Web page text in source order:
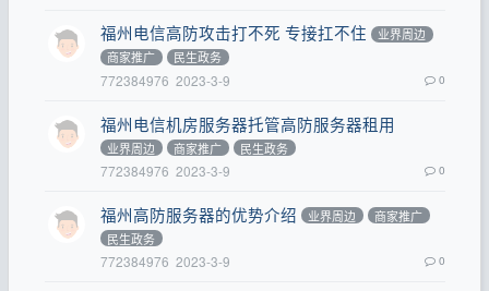
福州电信高防攻击打不死 专接扛不住
业界周边
商家推广
民生政务
772384976 2023-3-9 0
福州电信机房服务器托管高防服务器租用
业界周边 商家推广 民生政务
772384976 2023-3-9 0
福州高防服务器的优势介绍 业界周边
商家推广
民生政务
772384976 2023-3-9 0